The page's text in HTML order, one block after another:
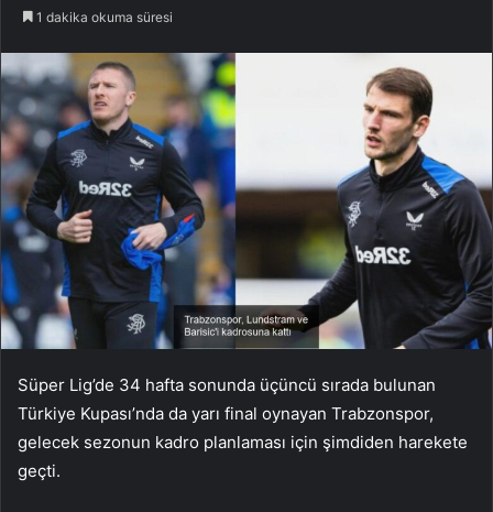
1 dakika okuma süresi
Süper Lig’de 34 hafta sonunda üçüncü sırada bulunan
Türkiye Kupası’nda da yarı final oynayan Trabzonspor,
gelecek sezonun kadro planlaması için şimdiden harekete
geçti.